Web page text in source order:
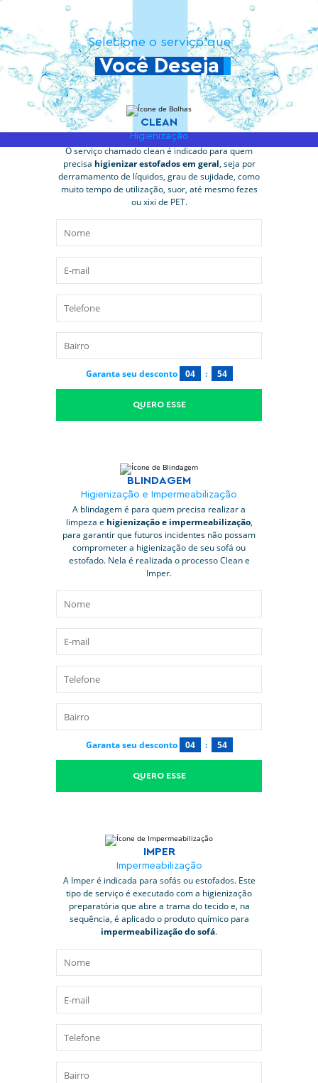
Selecione o serviço que
Você Deseja
CLEAN
Higienização
O serviço chamado clean é indicado para quem
precisa higienizar estofados em geral, seja por
derramamento de líquidos, grau de sujidade, como
muito tempo de utilização, suor, até mesmo fezes
ou xixi de PET.
Garanta seu desconto 04 : 53
QUERO ESSE
BLINDAGEM
Higienização e Impermeabilização
A blindagem é para quem precisa realizar a
limpeza e higienização e impermeabilização,
para garantir que futuros incidentes não possam
comprometer a higienização de seu sofá ou
estofado. Nela é realizada o processo Clean e
Imper.
Garanta seu desconto 04 : 53
QUERO ESSE
IMPER
Impermeabilização
A Imper é indicada para sofás ou estofados. Este
tipo de serviço é executado com a higienização
preparatória que abre a trama do tecido e, na
sequência, é aplicado o produto químico para
impermeabilização do sofá.